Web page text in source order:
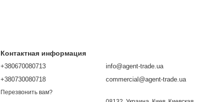
Контактная информация
+380670080713
+380730080718
Перезвонить вам?
info@agent-trade.ua
commercial@agent-trade.ua